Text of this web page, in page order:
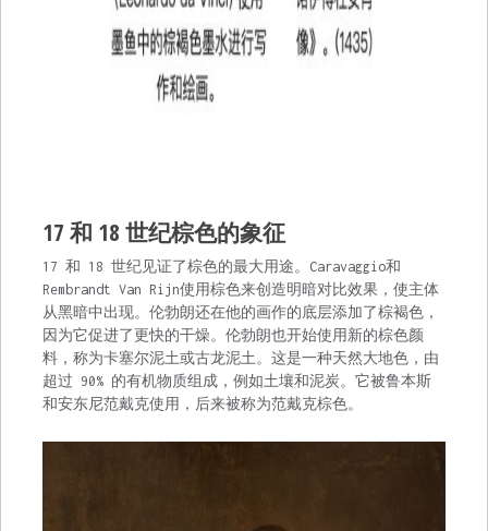
17 和 18 世纪棕色的象征
17 和 18 世纪见证了棕色的最大用途。Caravaggio和
Rembrandt Van Rijn使用棕色来创造明暗对比效果，使主体
从黑暗中出现。伦勃朗还在他的画作的底层添加了棕褐色，
因为它促进了更快的干燥。伦勃朗也开始使用新的棕色颜
料，称为卡塞尔泥土或古龙泥土。这是一种天然大地色，由
超过 90% 的有机物质组成，例如土壤和泥炭。它被鲁本斯
和安东尼范戴克使用，后来被称为范戴克棕色。